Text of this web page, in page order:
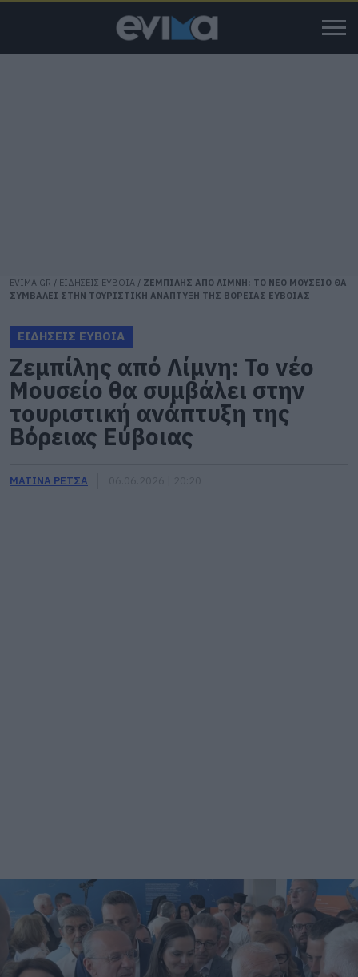
EVIMA.GR / ΕΙΔΗΣΕΙΣ ΕΥΒΟΙΑ / ΖΕΜΠΙΛΗΣ ΑΠΟ ΛΙΜΝΗ: ΤΟ ΝΕΟ ΜΟΥΣΕΙΟ ΘΑ
ΣΥΜΒΑΛΕΙ ΣΤΗΝ ΤΟΥΡΙΣΤΙΚΗ ΑΝΑΠΤΥΞΗ ΤΗΣ ΒΟΡΕΙΑΣ ΕΥΒΟΙΑΣ
ΕΙΔΗΣΕΙΣ ΕΥΒΟΙΑ
Ζεμπίλης από Λίμνη: Το νέο
Μουσείο θα συμβάλει στην
τουριστική ανάπτυξη της
Βόρειας Εύβοιας
ΜΑΤΙΝΑ ΡΕΤΣΑ